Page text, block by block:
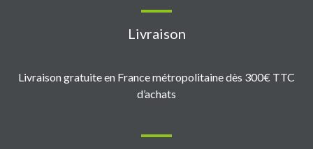
Livraison
Livraison gratuite en France métropolitaine dès 300€ TTC
d’achats